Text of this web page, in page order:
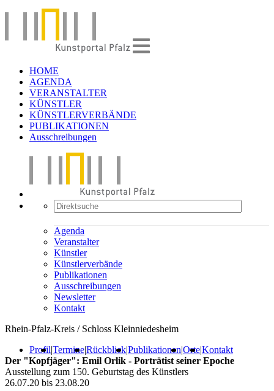
HOME
AGENDA
VERANSTALTER
KÜNSTLER
KÜNSTLERVERBÄNDE
PUBLIKATIONEN
Ausschreibungen
Agenda
Veranstalter
Künstler
Künstlerverbände
Publikationen
Ausschreibungen
Newsletter
Kontakt
Rhein-Pfalz-Kreis / Schloss Kleinniedesheim
Profil|Termine|Rückblick|Publikationen|Orte|Kontakt
Der "Kopfjäger": Emil Orlik - Porträtist seiner Epoche
Ausstellung zum 150. Geburtstag des Künstlers
26.07.20 bis 23.08.20